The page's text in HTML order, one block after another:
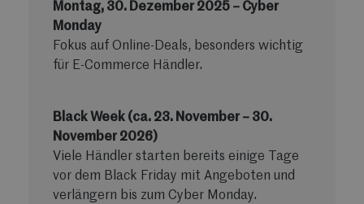
Montag, 30. Dezember 2025 – Cyber
Monday
Fokus auf Online-Deals, besonders wichtig
für E-Commerce Händler.
Black Week (ca. 23. November – 30.
November 2026)
Viele Händler starten bereits einige Tage
vor dem Black Friday mit Angeboten und
verlängern bis zum Cyber Monday.